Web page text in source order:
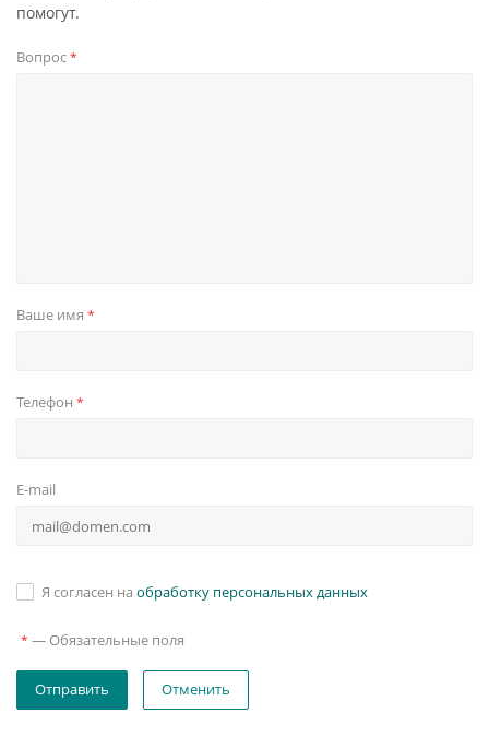
помогут.
Вопрос*
Ваше имя *
Телефон *
E-mail
Я согласен на обработку персональных данных
* — Обязательные поля
Отменить